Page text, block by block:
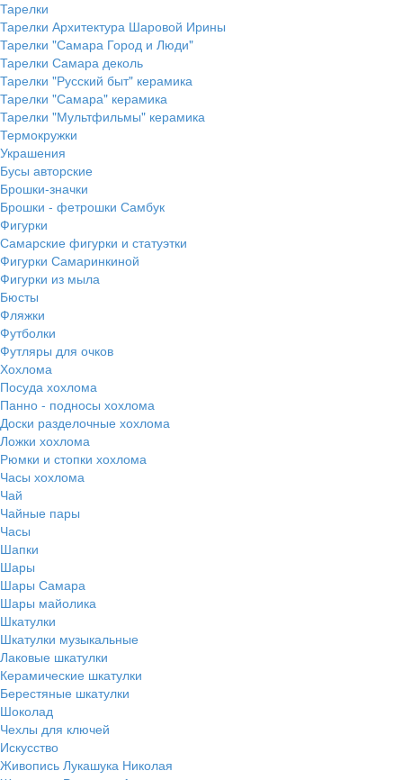
Тарелки
Тарелки Архитектура Шаровой Ирины
Тарелки "Самара Город и Люди"
Тарелки Самара деколь
Тарелки "Русский быт" керамика
Тарелки "Самара" керамика
Тарелки "Мультфильмы" керамика
Термокружки
Украшения
Бусы авторские
Брошки-значки
Брошки - фетрошки Самбук
Фигурки
Самарские фигурки и статуэтки
Фигурки Самаринкиной
Фигурки из мыла
Бюсты
Фляжки
Футболки
Футляры для очков
Хохлома
Посуда хохлома
Панно - подносы хохлома
Доски разделочные хохлома
Ложки хохлома
Рюмки и стопки хохлома
Часы хохлома
Чай
Чайные пары
Часы
Шапки
Шары
Шары Самара
Шары майолика
Шкатулки
Шкатулки музыкальные
Лаковые шкатулки
Керамические шкатулки
Берестяные шкатулки
Шоколад
Чехлы для ключей
Искусство
Живопись Лукашука Николая